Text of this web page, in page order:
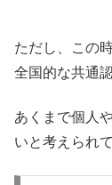
ただし、この
全国的な共通
あくまで個人
いと考えられ